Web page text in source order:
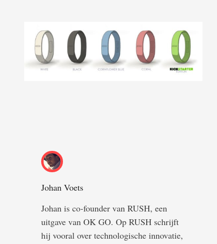
Johan Voets
Johan is co-founder van RUSH, een
uitgave van OK GO. Op RUSH schrijft
hij vooral over technologische innovatie,